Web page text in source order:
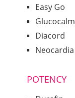
Easy Go
Glucocalm
Diacord
Neocardia
POTENCY